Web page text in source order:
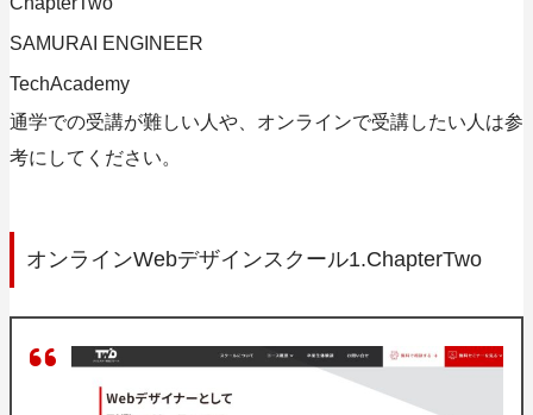
SAMURAI ENGINEER
TechAcademy
通学での受講が難しい人や、オンラインで受講したい人は参
考にしてください。
オンラインWebデザインスクール1.ChapterTwo